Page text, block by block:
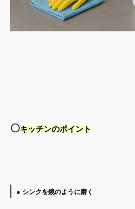
⚪️キッチンのポイント
● シンクを鏡のように磨く